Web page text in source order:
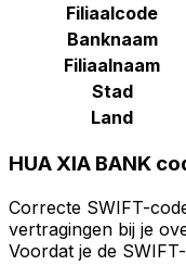
Filiaalcode
Banknaam
Filiaalnaam
Stad
Land
HUA XIA BANK
Correcte SWIFT-
vertragingen bij je
Voordat je de